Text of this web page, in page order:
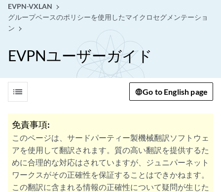
EVPN-VXLAN
グループベースのポリシーを使用したマイクロセグメンテーショ
ン
EVPNユーザーガイド
list Go to English page
免責事項:
このページは、サードパーティー製機械翻訳ソフトウェ
アを使用して翻訳されます。質の高い翻訳を提供するた
めに合理的な対応はされていますが、ジュニパーネット
ワークスがその正確性を保証することはできかねます。
この翻訳に含まれる情報の正確性について疑問が生じた